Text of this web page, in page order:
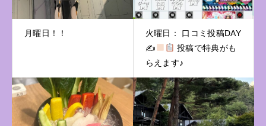
月曜日！！
火曜日： 口コミ投稿DAY
✍
投稿で特典がも
らえます♪